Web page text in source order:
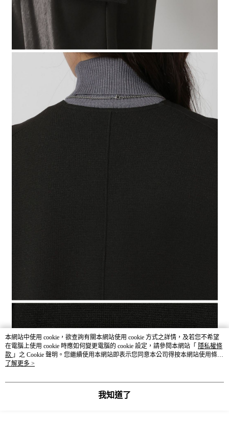
本網站中使用 cookie，欲查詢有關本網站使用 cookie 方式之詳情，及若您不希望
在電腦上使用 cookie 時應如何變更電腦的 cookie 設定，請參閱本網站「 隱私權條
款 」之 Cookie 聲明。您繼續使用本網站即表示您同意本公司得按本網站使用條款
之 Cookie 聲明使用 cookie。
了解更多 >
我知道了